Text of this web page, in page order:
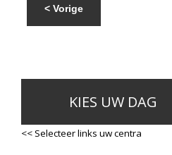
< Vorige
KIES UW DAG
<< Selecteer links uw centra